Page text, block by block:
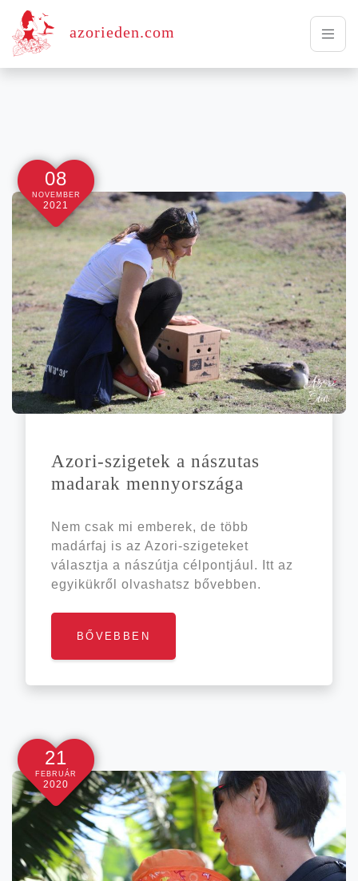
azorieden.com
08
NOVEMBER
2021
Azori-szigetek a nász­utas
mada­rak mennyországa
Nem csak mi emberek, de több
madárfaj is az Azori-szigeteket
választja a nászútja célpontjául. Itt az
egyikükről olvashatsz bővebben.
BŐVEBBEN
21
FEBRUÁR
2020